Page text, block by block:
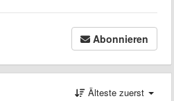
Abonnieren
Älteste zuerst